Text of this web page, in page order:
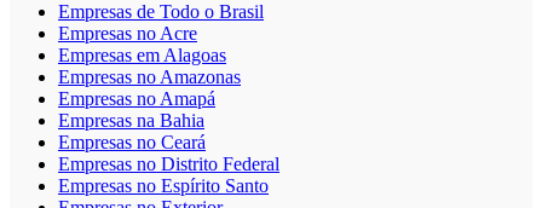
Empresas de Todo o Brasil
Empresas no Acre
Empresas em Alagoas
Empresas no Amazonas
Empresas no Amapá
Empresas na Bahia
Empresas no Ceará
Empresas no Distrito Federal
Empresas no Espírito Santo